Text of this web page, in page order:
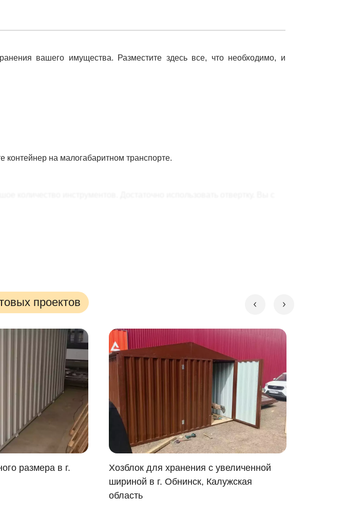
вашего имущества. Разместите здесь все, что необходимо, и
контейнер на малогабаритном транспорте.
после5 летусиленного использования!
ему всегда можно найти достойное применение.
Выбирайте дизайн на свой вкус:
проектов
размера в г.
Хозблок для хранения с увеличенной
шириной в г. Обнинск, Калужская
область